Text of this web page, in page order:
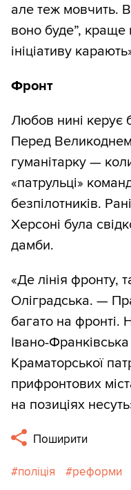
але теж мовчить.
воно буде”, краще
ініціативу
Фронт
Любов нині керує
Перед
гуманітарку —
«патрульці»
безпілотників.
Херсоні була
дамби.
«Де лінія
Оліградська. —
багато на фронті.
Івано-
Краматорської
прифронтових
на позиціях
Поширити
поліція реформи